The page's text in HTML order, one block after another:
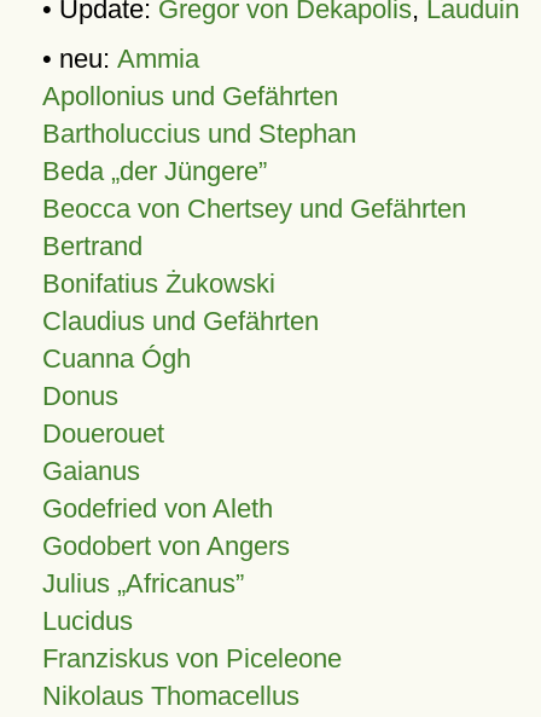
• Update: Gregor von Dekapolis, Lauduin
• neu: Ammia
Apollonius und Gefährten
Bartholuccius und Stephan
Beda „der Jüngere”
Beocca von Chertsey und Gefährten
Bertrand
Bonifatius Żukowski
Claudius und Gefährten
Cuanna Ógh
Donus
Douerouet
Gaianus
Godefried von Aleth
Godobert von Angers
Julius Africanus
Lucidus
Franziskus von Piceleone
Nikolaus Thomacellus